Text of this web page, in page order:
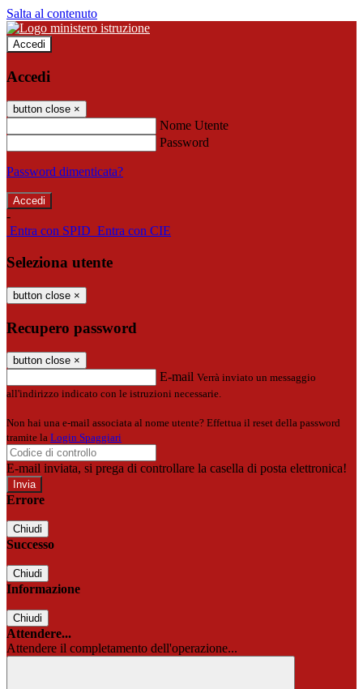
Salta al contenuto
Accedi
Accedi
button close ×
Nome Utente
Password
Password dimenticata?
-
Entra con SPID Entra con CIE
Seleziona utente
button close ×
Recupero password
button close ×
E-mail Verrà inviato un messaggio
all'indirizzo indicato con le istruzioni necessarie.
Non hai una e-mail associata al nome utente? Effettua il reset della password
tramite la Login Spaggiari
E-mail inviata, si prega di controllare la casella di posta elettronica!
Errore
Chiudi
Successo
Chiudi
Informazione
Chiudi
Attendere...
Attendere il completamento dell'operazione...